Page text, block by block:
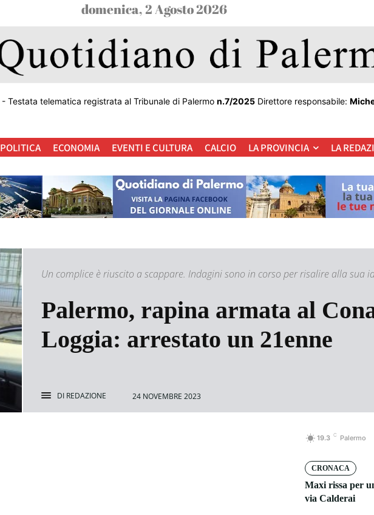
domenica, 2 Agosto 2026
- Testata telematica registrata al Tribunale di Palermo n.7/2025Direttore responsabile:
POLITICA ECONOMIA EVENTI E CULTURA CALCIO LA PROVINCIA LA
Un complice è riuscito a scappare. Indagini sono in corso per risalire alla sua
Palermo, rapina armata al
Loggia: arrestato un 21enne
DI REDAZIONE 24 NOVEMBRE 2023
19.3 C Palermo
CRONACA
Maxi rissa per
via Calderai